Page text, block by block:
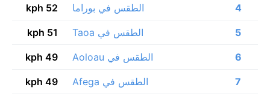
4 الطقس في بوراما‎ 52 kph
5 الطقس في Taoa 51 kph
6 الطقس في Aoloau 49 kph
7 الطقس في Afega 49 kph